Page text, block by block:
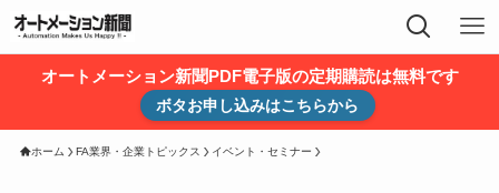
オートメーション新聞PDF電子版の定期購読は無料です
ボタお申し込みはこちらから
ホーム FA業界・企業トピックス イベント・セミナー